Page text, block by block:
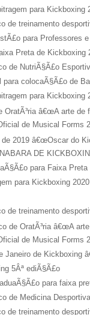
para Kickboxing
de treinamento
para Professores
Preta de Kickboxing
de NutriÃ§Ã£o
colocaÃ§Ã£o de
para Kickboxing
â€œA arte de
de Musical
2019 â€œOscar do
DE
para Faixa Preta
para Kickboxing 2020
de treinamento
de OratÃ³ria â€œA
de Musical Forms
Janeiro de Kickboxing
5Âª ediÃ§Ã£o
para faixa
de Medicina
de treinamento